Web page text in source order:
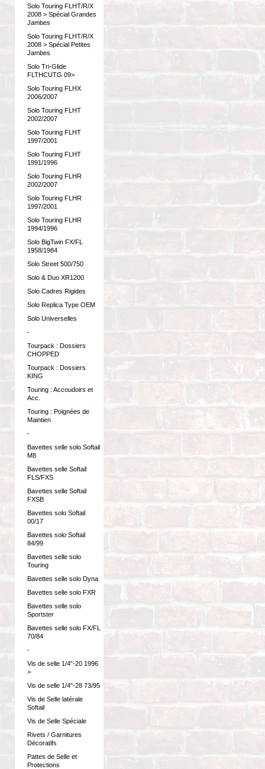
Solo Touring FLHT/R/X
2008 > Spécial Grandes
Jambes
Solo Touring FLHT/R/X
2008 > Spécial Petites
Jambes
Solo Tri-Glide
FLTHCUTG 09>
Solo Touring FLHX
2006/2007
Solo Touring FLHT
2002/2007
Solo Touring FLHT
1997/2001
Solo Touring FLHT
1991/1996
Solo Touring FLHR
2002/2007
Solo Touring FLHR
1997/2001
Solo Touring FLHR
1994/1996
Solo BigTwin FX/FL
1958/1984
Solo Street 500/750
Solo & Duo XR1200
Solo Cadres Rigides
Solo Replica Type OEM
Solo Universelles
-
Tourpack : Dossiers
CHOPPED
Tourpack : Dossiers
KING
Touring : Accoudoirs et
Acc.
Touring : Poignées de
Maintien
-
Bavettes selle solo Softail
M8
Bavettes selle Softail
FLS/FXS
Bavettes selle Softail
FXSB
Bavettes solo Softail
00/17
Bavettes solo Softail
84/99
Bavettes selle solo
Touring
Bavettes selle solo Dyna
Bavettes selle solo FXR
Bavettes selle solo
Sportster
Bavettes selle solo FX/FL
70/84
-
Vis de selle 1/4"-20 1996
>
Vis de selle 1/4"-28 73/95
Vis de Selle latérale
Softail
Vis de Selle Spéciale
Rivets / Garnitures
Décoratifs
Pattes de Selle et
Protections